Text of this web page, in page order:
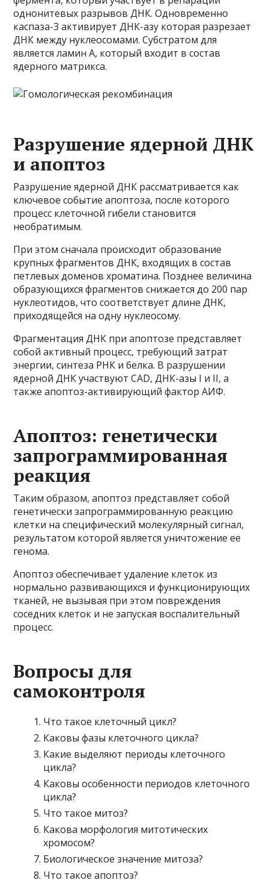
однонитевых разрывов ДНК. Одновременно
каспаза-3 активирует ДНК-азу которая разрезает
ДНК между нуклеосомами. Субстратом для
является ламин А, который входит в состав
ядерного матрикса.
Разрушение ядерной ДНК
и апоптоз
Разрушение ядерной ДНК рассматривается как
ключевое событие апоптоза, после которого
процесс клеточной гибели становится
необратимым.
При этом сначала происходит образование
крупных фрагментов ДНК, входящих в состав
петлевых доменов хроматина. Позднее величина
образующихся фрагментов снижается до 200 пар
нуклеотидов, что соответствует длине ДНК,
приходящейся на одну нуклеосому.
Фрагментация ДНК при апоптозе представляет
собой активный процесс, требующий затрат
энергии, синтеза РНК и белка. В разрушении
ядерной ДНК участвуют CAD, ДНК-азы I и II, а
также апоптоз-активирующий фактор АИФ.
Апоптоз: генетически
запрограммированная
реакция
Таким образом, апоптоз представляет собой
генетически запрограммированную реакцию
клетки на специфический молекулярный сигнал,
результатом которой является уничтожение ее
генома.
Апоптоз обеспечивает удаление клеток из
нормально развивающихся и функционирующих
тканей, не вызывая при этом повреждения
соседних клеток и не запуская воспалительный
процесс.
Вопросы для
самоконтроля
Что такое клеточный цикл?
Каковы фазы клеточного цикла?
Какие выделяют периоды клеточного
цикла?
Каковы особенности периодов клеточного
цикла?
Что такое митоз?
Какова морфология митотических
хромосом?
Биологическое значение митоза?
Что такое апоптоз?